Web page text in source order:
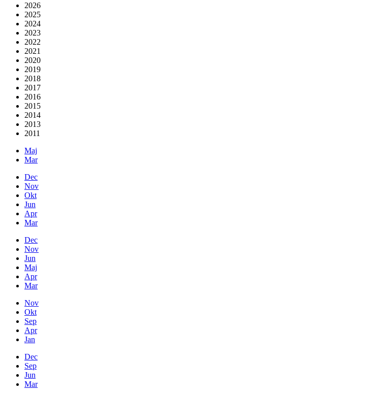
2026
2025
2024
2023
2022
2021
2020
2019
2018
2017
2016
2015
2014
2013
2011
Maj
Mar
Dec
Nov
Okt
Jun
Apr
Mar
Dec
Nov
Jun
Maj
Apr
Mar
Nov
Okt
Sep
Apr
Jan
Dec
Sep
Jun
Mar